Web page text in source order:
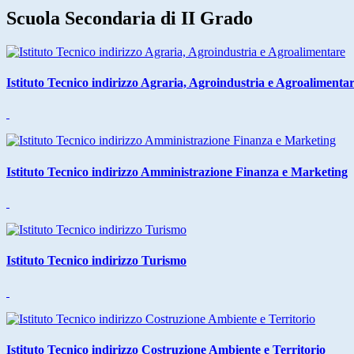
Scuola Secondaria di II Grado
Istituto Tecnico indirizzo Agraria, Agroindustria e
Istituto Tecnico indirizzo Amministrazione Finanza e Marketing
Istituto Tecnico indirizzo Turismo
Istituto Tecnico indirizzo Costruzione Ambiente e Territorio